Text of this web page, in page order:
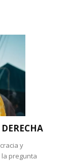
y
la pregunta